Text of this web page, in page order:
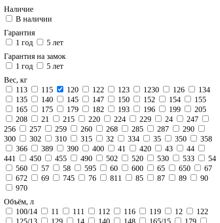
Наличие
В наличии
Гарантия
1 год
5 лет
Гарантия на замок
1 год
5 лет
Вес, кг
113
115 120 122 123 1230 126
134
135
140 145 147 150 152 154
155
165
175 179 182 193 196 199
205
208
21 215 220 224 229 24
247
256
257 259 260 268 285 287
290
300
302 310 315 32 334 35 350
358
366
389 390 400 41 420 43
44
441
450 455 490 502 520 530 533
54
560
57 58 595 60 600 65 650
67
672
69 745 76 811 85 87 89
90
970
Объём, л
100/14
11 111 112 116 119 12
122
125/13
129 14 140 148 165/15
179